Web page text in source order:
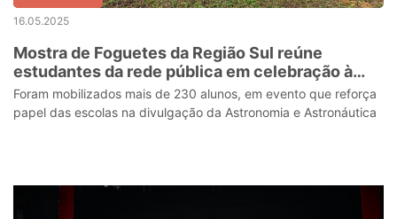
16.05.2025
Mostra de Foguetes da Região Sul reúne
estudantes da rede pública em celebração à
ciência e criatividade
Foram mobilizados mais de 230 alunos, em evento que reforça
papel das escolas na divulgação da Astronomia e Astronáutica